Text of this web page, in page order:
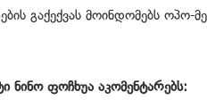
გაქექვას მოინდომებს
ნინო ფოჩხუა აკომენტარებს: